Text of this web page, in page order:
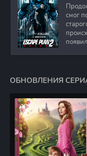
смог
ОБНОВЛЕНИЯ